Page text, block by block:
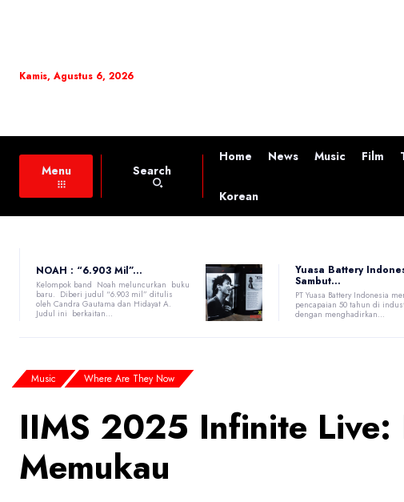
Kamis, Agustus 6, 2026
Menu Search
Home News Music Film
Korean
NOAH : “6.903 Mil”...
Kelompok band Noah meluncurkan buku
baru. Diberi judul “6.903 mil” ditulis
oleh Candra Gautama dan Hidayat A.
Judul ini berkaitan...
Yuasa Battery
Sambut...
PT Yuasa Battery Indonesia
pencapaian 50 tahun di
dengan menghadirkan...
Music Where Are They Now
IIMS 2025 Infinite Live:
Memukau